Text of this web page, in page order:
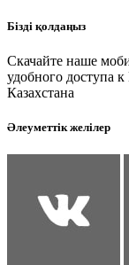
Бізді қолдаңыз
Скачайте наше
удобного доступа
Казахстана
Әлеуметтік желілер